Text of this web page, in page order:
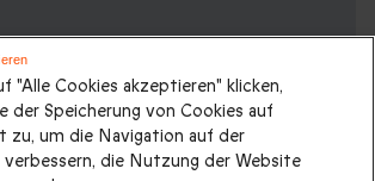
"Alle Cookies akzeptieren" klicken,
der Speicherung von Cookies auf
zu, um die Navigation auf der
die Nutzung der Website